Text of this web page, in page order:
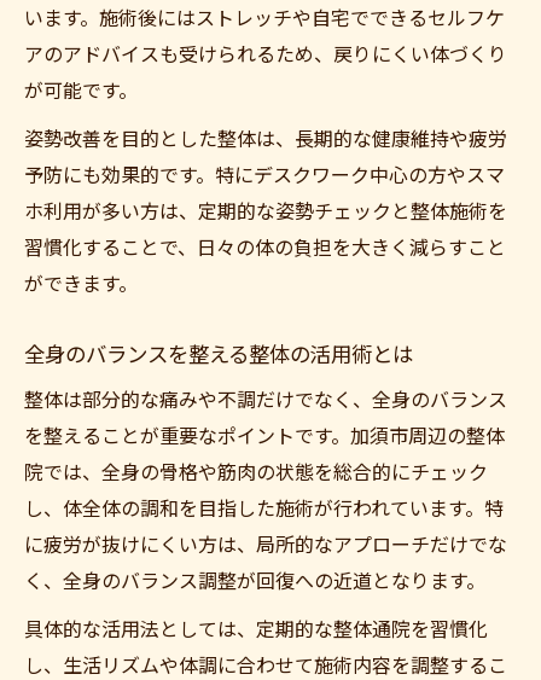
います。施術後にはストレッチや自宅でできるセルフケ
アのアドバイスも受けられるため、戻りにくい体づくり
が可能です。
姿勢改善を目的とした整体は、長期的な健康維持や疲労
予防にも効果的です。特にデスクワーク中心の方やスマ
ホ利用が多い方は、定期的な姿勢チェックと整体施術を
習慣化することで、日々の体の負担を大きく減らすこと
ができます。
全身のバランスを整える整体の活用術とは
整体は部分的な痛みや不調だけでなく、全身のバランス
を整えることが重要なポイントです。加須市周辺の整体
院では、全身の骨格や筋肉の状態を総合的にチェック
し、体全体の調和を目指した施術が行われています。特
に疲労が抜けにくい方は、局所的なアプローチだけでな
く、全身のバランス調整が回復への近道となります。
具体的な活用法としては、定期的な整体通院を習慣化
し、生活リズムや体調に合わせて施術内容を調整するこ